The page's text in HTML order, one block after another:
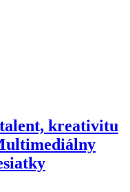
kreativitu